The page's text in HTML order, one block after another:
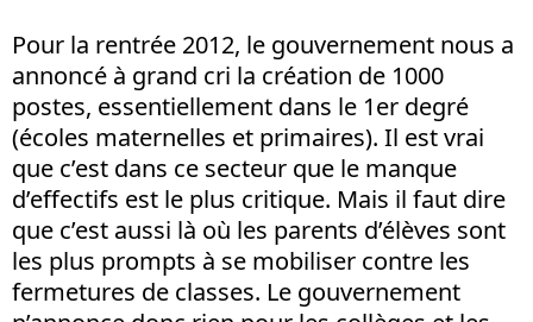
Pour la rentrée 2012, le gouvernement nous a
annoncé à grand cri la création de 1000
postes, essentiellement dans le 1er degré
(écoles maternelles et primaires). Il est vrai
que c’est dans ce secteur que le manque
d’effectifs est le plus critique. Mais il faut dire
que c’est aussi là où les parents d’élèves sont
les plus prompts à se mobiliser contre les
fermetures de classes. Le gouvernement